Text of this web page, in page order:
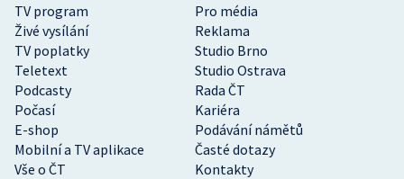
TV program
Pro média
Živé vysílání
Reklama
TV poplatky
Studio Brno
Teletext
Studio Ostrava
Podcasty
Rada ČT
Počasí
Kariéra
E-shop
Podávání námětů
Mobilní a TV aplikace
Časté dotazy
Vše o ČT
Kontakty